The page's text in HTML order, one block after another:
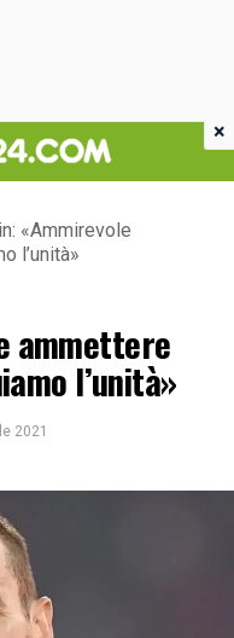
«Ammirevole
l’unità»
ammettere
l’unità»
2021
×